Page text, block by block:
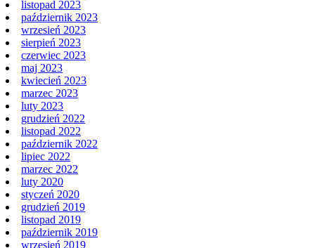
listopad 2023
październik 2023
wrzesień 2023
sierpień 2023
czerwiec 2023
maj 2023
kwiecień 2023
marzec 2023
luty 2023
grudzień 2022
listopad 2022
październik 2022
lipiec 2022
marzec 2022
luty 2020
styczeń 2020
grudzień 2019
listopad 2019
październik 2019
wrzesień 2019